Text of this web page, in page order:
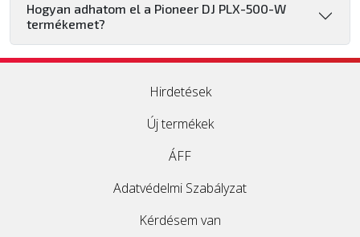
Hogyan adhatom el a Pioneer DJ PLX-500-W
termékemet?
Hirdetések
Új termékek
ÁFF
Adatvédelmi Szabályzat
Kérdésem van